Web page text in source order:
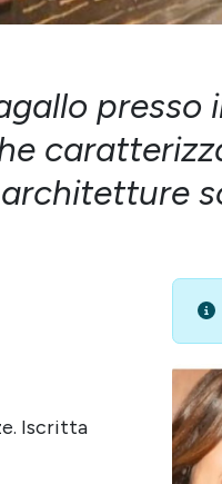
presso
Iscritta